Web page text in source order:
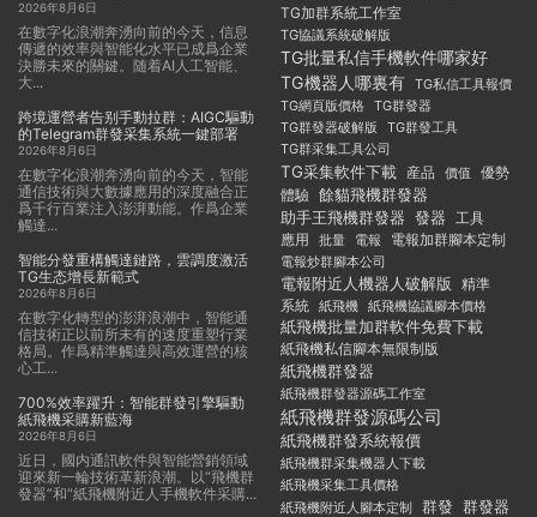
2026年8月6日
在數字化浪潮奔湧向前的今天，信息
傳遞的效率與智能化水平已成爲企業
決勝未來的關鍵。随着AI人工智能、
大...
跨境運營者告别手動拉群：AIGC驅動
的Telegram群發采集系統一鍵部署
2026年8月6日
在數字化浪潮奔湧向前的今天，智能
通信技術與大數據應用的深度融合正
爲千行百業注入澎湃動能。作爲企業
觸達...
智能分發重構觸達鏈路，雲調度激活
TG生态增長新範式
2026年8月6日
在數字化轉型的澎湃浪潮中，智能通
信技術正以前所未有的速度重塑行業
格局。作爲精準觸達與高效運營的核
心工...
700%效率躍升：智能群發引擎驅動
紙飛機采購新藍海
2026年8月6日
近日，國内通訊軟件與智能營銷領域
迎來新一輪技術革新浪潮。以“飛機群
發器”和“紙飛機附近人手機軟件采購...
TG加群系統工作室
TG協議系統破解版
TG批量私信手機軟件哪家好
TG機器人哪裏有
TG私信工具報價
TG網頁版價格
TG群發器
TG群發器破解版
TG群發工具
TG群采集工具公司
TG采集軟件下載 産品 價值 優勢
體驗 餘貓飛機群發器
助手王飛機群發器 發器 工具
應用
批量 電報 電報加群腳本定制
電報炒群腳本公司
電報附近人機器人破解版 精準
系統 紙飛機 紙飛機協議腳本價格
紙飛機批量加群軟件免費下載
紙飛機私信腳本無限制版
紙飛機群發器
紙飛機群發器源碼工作室
紙飛機群發源碼公司
紙飛機群發系統報價
紙飛機群采集機器人下載
紙飛機采集工具價格
紙飛機附近人腳本定制
群發 群發器